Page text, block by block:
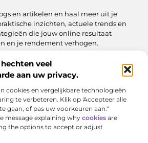
veel
aan uw privacy.
cookies en vergelijkbare technologieën
te verbeteren. Klik op 'Accepteer alle
gaan, of pas uw voorkeuren aan."
message explaining why cookies are
the options to accept or adjust
en artikelen en haal meer uit je
inzichten, actuele trends en
die jouw online resultaat
en je rendement verhogen.